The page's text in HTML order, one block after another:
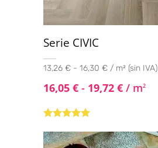
Serie CIVIC
13,26 € - 16,30 € / m² (sin IVA)
16,05 € - 19,72 € / m2
5.00de 5